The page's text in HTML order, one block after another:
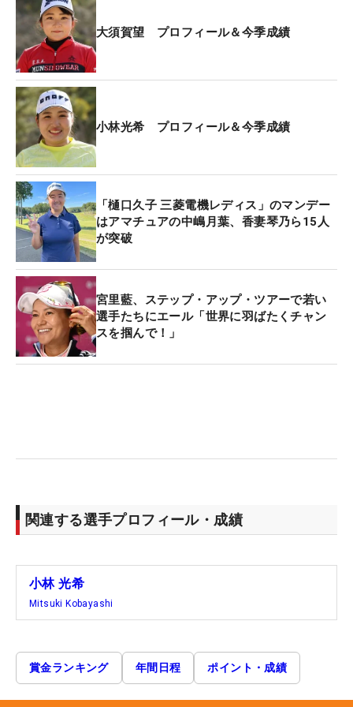
大須賀望 プロフィール＆今季成績
小林光希 プロフィール＆今季成績
「樋口久子 三菱電機レディス」のマンデー
はアマチュアの中嶋月葉、香妻琴乃ら15人
が突破
宮里藍、ステップ・アップ・ツアーで若い
選手たちにエール「世界に羽ばたくチャン
スを掴んで！」
関連する選手プロフィール・成績
小林 光希
Mitsuki Kobayashi
賞金ランキング 年間日程 ポイント・成績